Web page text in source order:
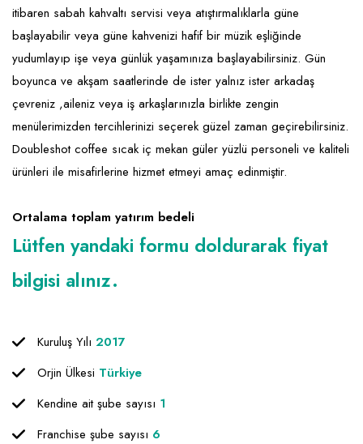
Matbaa - Fotoğraf
Mobilya Dekorasyon
Proje - İnşaat ve Tesisat
Raf ve Depo Sistemleri
Reklam - Tanıtım - PR ve İnternet
Seyahat - Rent A Car
Tabela - Dijital Baskı
itibaren sabah kahvaltı servisi veya atıştırmalıklarla güne
başlayabilir veya güne kahvenizi hafif bir müzik eşliğinde
yudumlayıp işe veya günlük yaşamınıza başlayabilirsiniz. Gün
boyunca ve akşam saatlerinde de ister yalnız ister arkadaş
çevreniz ,aileniz veya iş arkaşlarınızla birlikte zengin
menülerimizden tercihlerinizi seçerek güzel zaman geçirebilirsiniz.
Doubleshot coffee sıcak iç mekan güler yüzlü personeli ve kaliteli
ürünleri ile misafirlerine hizmet etmeyi amaç edinmiştir.
Ortalama toplam yatırım bedeli
Lütfen yandaki formu doldurarak fiyat
bilgisi alınız.
Kuruluş Yılı 2017
Orjin Ülkesi Türkiye
Kendine ait şube sayısı 1
Franchise şube sayısı 6